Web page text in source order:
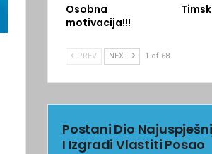
Osobna
motivacija!!!
PREV NEXT 1 of 68
Postani Dio
I Izgradi Vlastiti Posao